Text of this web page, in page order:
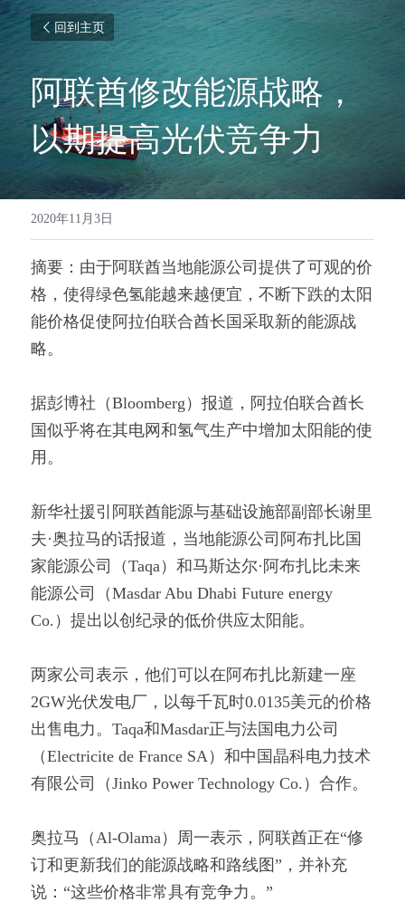
回到主页
阿联酋修改能源战略，
以期提高光伏竞争力
2020年11月3日
摘要：由于阿联酋当地能源公司提供了可观的价
格，使得绿色氢能越来越便宜，不断下跌的太阳
能价格促使阿拉伯联合酋长国采取新的能源战
略。
据彭博社（Bloomberg）报道，阿拉伯联合酋长
国似乎将在其电网和氢气生产中增加太阳能的使
用。
新华社援引阿联酋能源与基础设施部副部长谢里
夫·奥拉马的话报道，当地能源公司阿布扎比国
家能源公司（Taqa）和马斯达尔·阿布扎比未来
能源公司（Masdar Abu Dhabi Future energy
Co.）提出以创纪录的低价供应太阳能。
两家公司表示，他们可以在阿布扎比新建一座
2GW光伏发电厂，以每千瓦时0.0135美元的价格
出售电力。Taqa和Masdar正与法国电力公司
（Electricite de France SA）和中国晶科电力技术
有限公司（Jinko Power Technology Co.）合作。
奥拉马（Al-Olama）周一表示，阿联酋正在“修
订和更新我们的能源战略和路线图”，并补充
说：“这些价格非常具有竞争力。”